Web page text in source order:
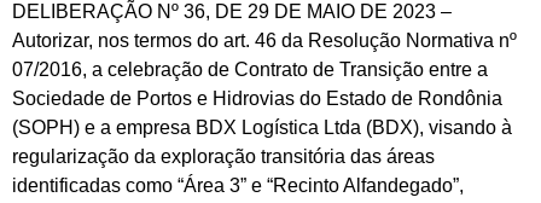
DELIBERAÇÃO Nº 36, DE 29 DE MAIO DE 2023 –
Autorizar, nos termos do art. 46 da Resolução Normativa nº
07/2016, a celebração de Contrato de Transição entre a
Sociedade de Portos e Hidrovias do Estado de Rondônia
(SOPH) e a empresa BDX Logística Ltda (BDX), visando à
regularização da exploração transitória das áreas
identificadas como “Área 3” e “Recinto Alfandegado”,